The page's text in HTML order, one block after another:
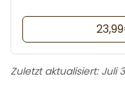
Zuletzt aktualisiert: Juli